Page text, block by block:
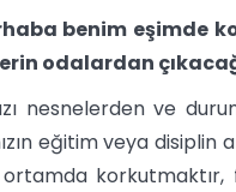
benim eşimde
odalardan
nesnelerden ve
eğitim veya disiplin